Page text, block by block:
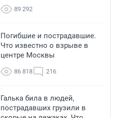
89 292
Погибшие и пострадавшие.
Что известно о взрыве в
центре Москвы
86 818 216
Галька била в людей,
пострадавших грузили в